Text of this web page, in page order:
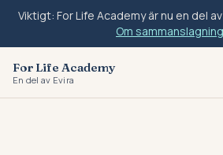
Viktigt: For Life Academy är nu en del av
Om
For Life Academy
En del av Evira